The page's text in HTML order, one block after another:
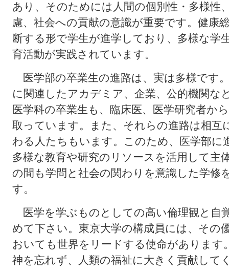
あり、そのためには人間の個別性・多様性
慮、社会への貢献の意識が重要です。健康
断する形で学生が進学しており、多様な学
育活動が実践されています。
医学部の卒業生の進路は、実は多様です
に関連したアカデミア、企業、公的機関な
医学科の卒業生も、臨床医、医学研究者か
取っています。また、それらの進路は相互
わる人たちもいます。このため、医学部に
多様な教育や研究のリソースを活用して主
の間も学問と社会の関わりを意識した学修
す。
医学を学ぶものとしての高い倫理観と自
めて下さい。東京大学の構成員には、その
おいても世界をリードする使命がありま
神を忘れず、人類の福祉に大きく貢献して